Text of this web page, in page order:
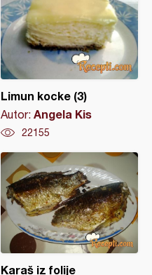
Limun kocke (3)
Autor: Angela Kis
22155
Karaš iz folije